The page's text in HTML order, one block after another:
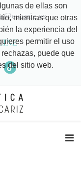
de ellas son
mientras que otras
la experiencia del
permitir el uso
puede que
del sitio web.